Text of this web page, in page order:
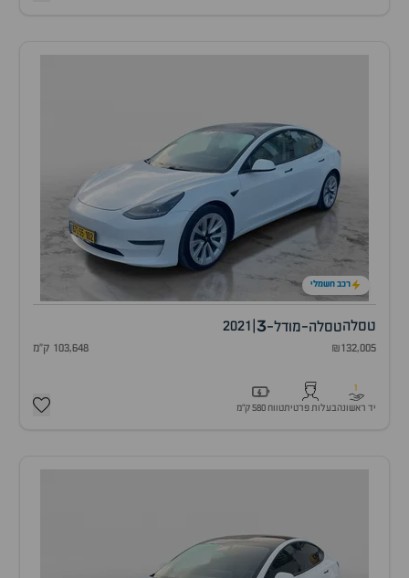
רכב חשמלי
טסלהטסלה-מודל-3
2021
₪132,005 103,648 ק"מ
1
יד ראשונהבעלות פרטיתטווח 580 ק״מ